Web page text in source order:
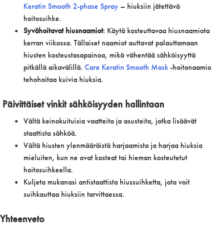
Keratin Smooth 2-phase Spray – hiuksiin jätettävä
hoitosuihke.
Syvähoitavat hiusnaamiot: Käytä kosteuttavaa hiusnaamiota
kerran viikossa. Tällaiset naamiot auttavat palauttamaan
hiusten kosteustasapainoa, mikä vähentää sähköisyyttä
pitkällä aikavälillä. Care Keratin Smooth Mask-hoitonaamio
tehohoitaa kuivia hiuksia.
Päivittäiset vinkit sähköisyyden hallintaan
Vältä keinokuituisia vaatteita ja asusteita, jotka lisäävät
staattista sähköä.
Vältä hiusten ylenmääräistä harjaamista ja harjaa hiuksia
mieluiten, kun ne ovat kosteat tai hieman kosteutetut
hoitosuihkeella.
Kuljeta mukanasi antistaattista hiussuihketta, jota voit
suihkauttaa hiuksiin tarvittaessa.
Yhteenveto